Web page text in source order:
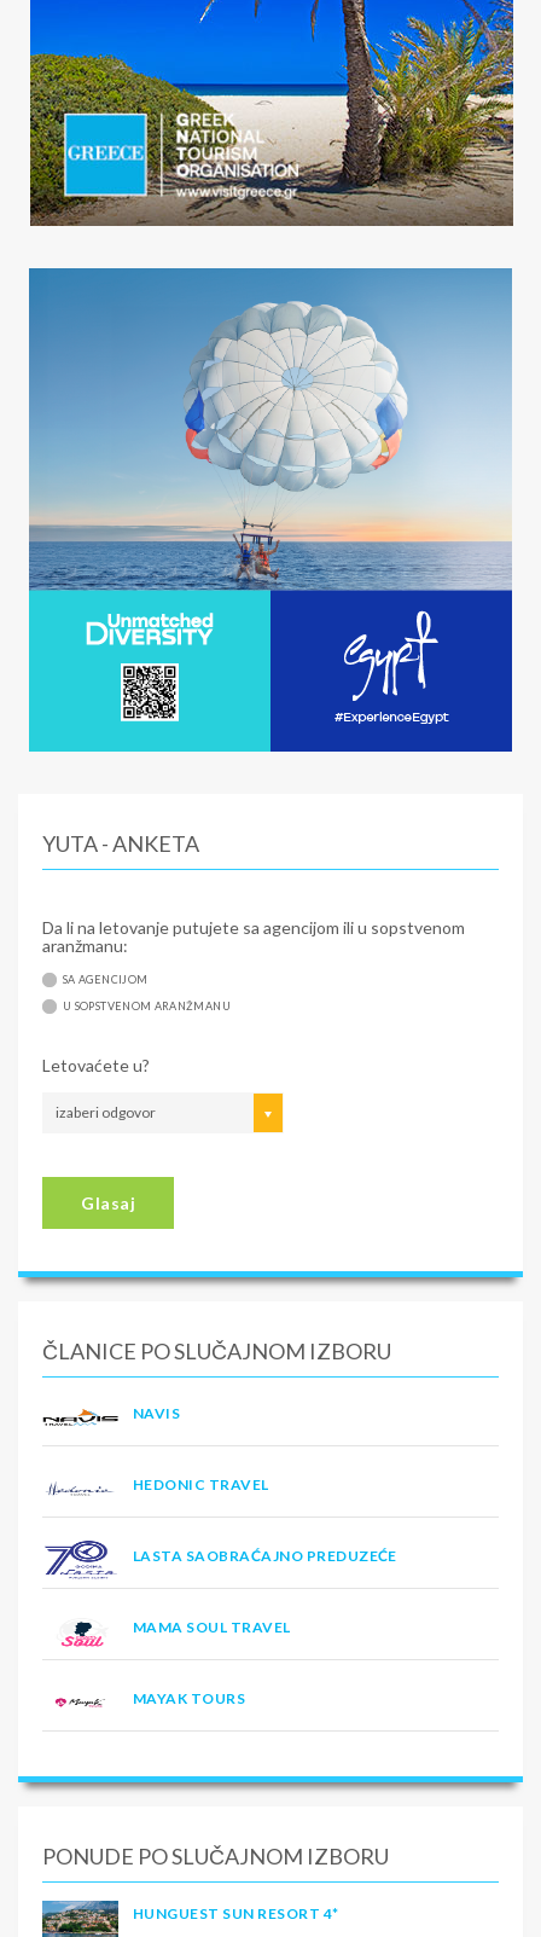
YUTA - ANKETA
Da li na letovanje putujete sa agencijom ili u sopstvenom
aranžmanu:
SA AGENCIJOM
U SOPSTVENOM ARANŽMANU
Letovaćete u?
izaberi odgovor
Glasaj
ČLANICE PO SLUČAJNOM IZBORU
NAVIS
HEDONIC TRAVEL
LASTA SAOBRAĆAJNO PREDUZEĆE
MAMA SOUL TRAVEL
MAYAK TOURS
PONUDE PO SLUČAJNOM IZBORU
HUNGUEST SUN RESORT 4*